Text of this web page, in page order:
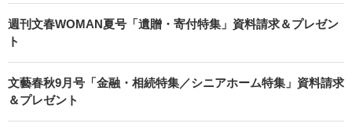
週刊文春WOMAN夏号「遺贈・寄付特集」資料請求＆プレゼン
ト
文藝春秋9月号「金融・相続特集／シニアホーム特集」資料請求
＆プレゼント